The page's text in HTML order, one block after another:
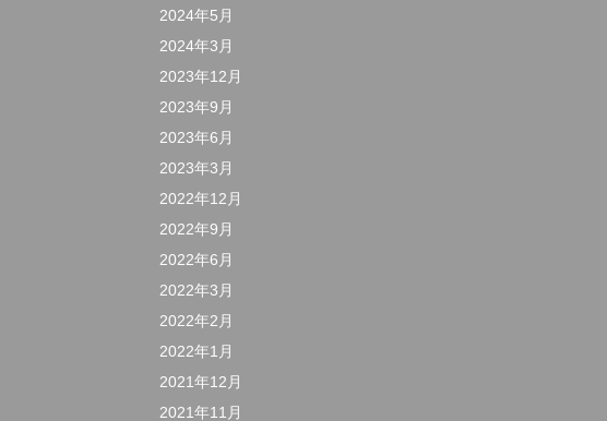
2024年5月
2024年3月
2023年12月
2023年9月
2023年6月
2023年3月
2022年12月
2022年9月
2022年6月
2022年3月
2022年2月
2022年1月
2021年12月
2021年11月